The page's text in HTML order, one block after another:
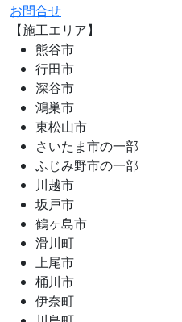
お問合せ
【施工エリア】
熊谷市
行田市
深谷市
鴻巣市
東松山市
さいたま市の一部
ふじみ野市の一部
川越市
坂戸市
鶴ヶ島市
滑川町
上尾市
桶川市
伊奈町